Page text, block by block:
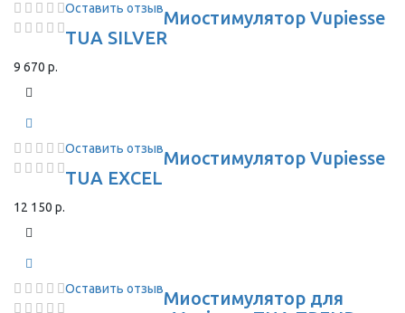
Оставить отзывМиостимулятор Vupiesse
TUA SILVER
9 670 р.
Оставить отзывМиостимулятор Vupiesse
TUA EXCEL
12 150 р.
Оставить отзывМиостимулятор для